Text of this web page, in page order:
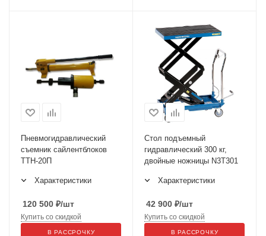
Пневмогидравлический
съемник сайлентблоков
ТТН-20П
Характеристики
120 500 ₽/шт
Купить со скидкой
В РАССРОЧКУ
Стол подъемный
гидравлический 300 кг,
двойные ножницы N3T301
Характеристики
42 900 ₽/шт
Купить со скидкой
В РАССРОЧКУ